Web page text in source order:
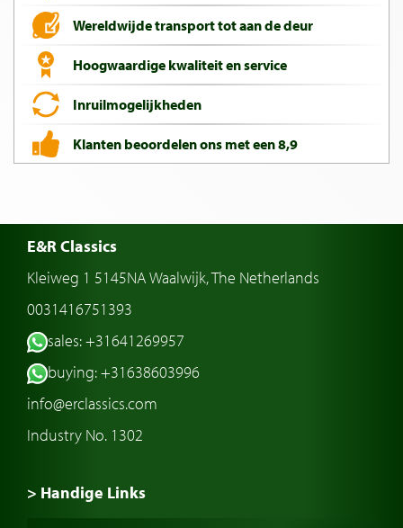
Wereldwijde transport tot aan de deur
Hoogwaardige kwaliteit en service
Inruilmogelijkheden
Klanten beoordelen ons met een 8,9
E&R Classics
Kleiweg 1 5145NA Waalwijk, The Netherlands
0031416751393
sales: +31641269957
buying: +31638603996
info@erclassics.com
Industry No. 1302
> Handige Links